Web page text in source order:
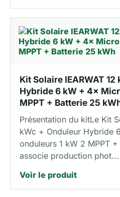
Kit Solaire IEARWAT
Hybride 6 kW + 4×
MPPT + Batterie 25
Présentation du kitLe Kit
kWc + Onduleur Hybride
onduleurs 1 kW 2 MPPT
associe production phot...
Voir le produit